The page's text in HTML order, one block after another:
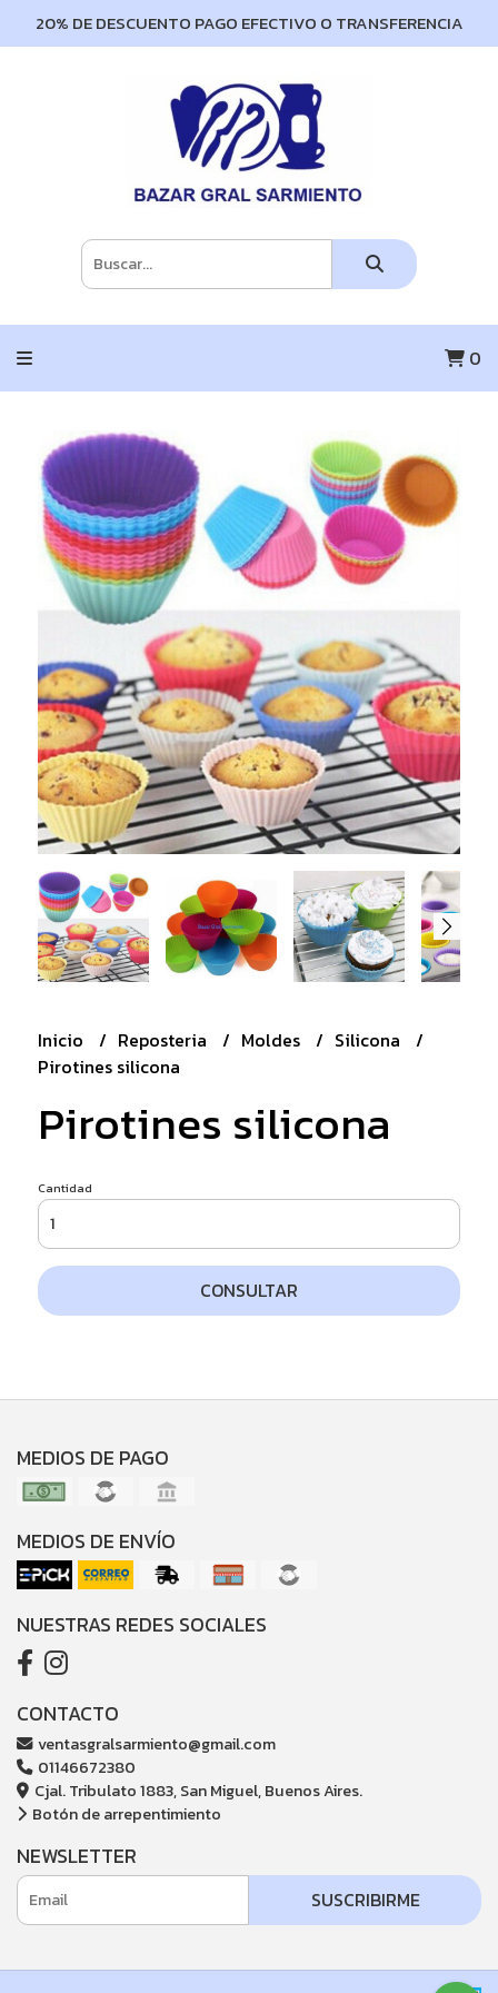
20% DE DESCUENTO PAGO EFECTIVO O TRANSFERENCIA
0
Inicio Reposteria Moldes
Silicona
Pirotines silicona
Pirotines silicona
Cantidad
CONSULTAR
MEDIOS DE PAGO
MEDIOS DE ENVÍO
NUESTRAS REDES SOCIALES
CONTACTO
ventasgralsarmiento@gmail.com
01146672380
Cjal. Tribulato 1883, San Miguel, Buenos Aires.
Botón de arrepentimiento
NEWSLETTER
SUSCRIBIRME